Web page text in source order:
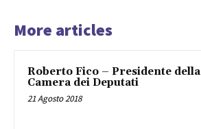
More articles
Roberto Fico – Presidente della
Camera dei Deputati
21 Agosto 2018